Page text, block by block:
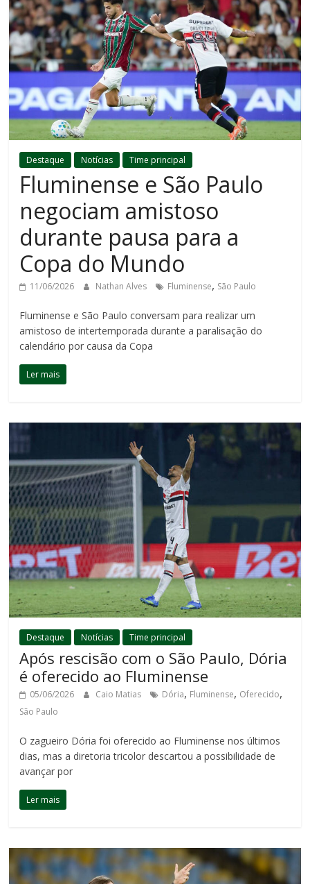
Destaque Notícias Time principal
Fluminense e São Paulo
negociam amistoso
durante pausa para a
Copa do Mundo
11/06/2026 Nathan Alves Fluminense, São Paulo
Fluminense e São Paulo conversam para realizar um
amistoso de intertemporada durante a paralisação do
calendário por causa da Copa
Ler mais
Destaque Notícias Time principal
Após rescisão com o São Paulo, Dória
é oferecido ao Fluminense
05/06/2026 Caio Matias Dória, Fluminense, Oferecido,
São Paulo
O zagueiro Dória foi oferecido ao Fluminense nos últimos
dias, mas a diretoria tricolor descartou a possibilidade de
avançar por
Ler mais